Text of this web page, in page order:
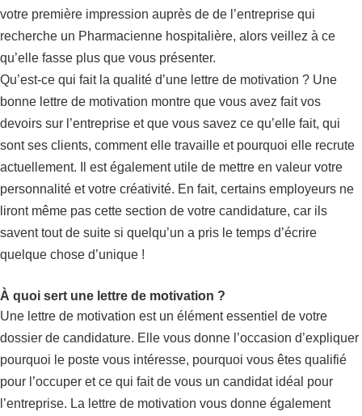
votre première impression auprès de de l’entreprise qui
recherche un Pharmacienne hospitalière, alors veillez à ce
qu’elle fasse plus que vous présenter.
Qu’est-ce qui fait la qualité d’une lettre de motivation ? Une
bonne lettre de motivation montre que vous avez fait vos
devoirs sur l’entreprise et que vous savez ce qu’elle fait, qui
sont ses clients, comment elle travaille et pourquoi elle recrute
actuellement. Il est également utile de mettre en valeur votre
personnalité et votre créativité. En fait, certains employeurs ne
liront même pas cette section de votre candidature, car ils
savent tout de suite si quelqu’un a pris le temps d’écrire
quelque chose d’unique !
À quoi sert une lettre de motivation ?
Une lettre de motivation est un élément essentiel de votre
dossier de candidature. Elle vous donne l’occasion d’expliquer
pourquoi le poste vous intéresse, pourquoi vous êtes qualifié
pour l’occuper et ce qui fait de vous un candidat idéal pour
l’entreprise. La lettre de motivation vous donne également